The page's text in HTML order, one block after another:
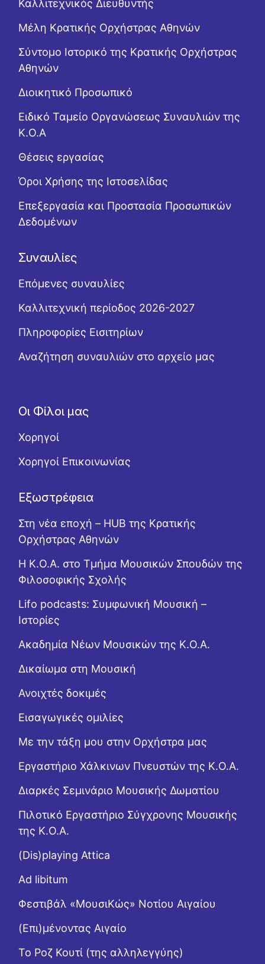
Καλλιτεχνικός Διευθυντής
Μέλη Κρατικής Ορχήστρας Αθηνών
Σύντομο Ιστορικό της Κρατικής Ορχήστρας
Αθηνών
Διοικητικό Προσωπικό
Ειδικό Ταμείο Οργανώσεως Συναυλιών της
Κ.Ο.Α
Θέσεις εργασίας
Όροι Χρήσης της Ιστοσελίδας
Επεξεργασία και Προστασία Προσωπικών
Δεδομένων
Συναυλίες
Επόμενες συναυλίες
Καλλιτεχνική περίοδος 2026-2027
Πληροφορίες Εισιτηρίων
Αναζήτηση συναυλιών στο αρχείο μας
Οι Φίλοι μας
Χορηγοί
Χορηγοί Επικοινωνίας
Εξωστρέφεια
Στη νέα εποχή – HUB της Κρατικής
Ορχήστρας Αθηνών
Η Κ.Ο.Α. στο Τμήμα Μουσικών Σπουδών της
Φιλοσοφικής Σχολής
Lifo podcasts: Συμφωνική Μουσική –
Ιστορίες
Ακαδημία Νέων Μουσικών της Κ.Ο.Α.
Δικαίωμα στη Μουσική
Ανοιχτές δοκιμές
Εισαγωγικές ομιλίες
Με την τάξη μου στην Ορχήστρα μας
Εργαστήριo Χάλκινων Πνευστών της Κ.Ο.Α.
Διαρκές Σεμινάριο Μουσικής Δωματίου
Πιλοτικό Εργαστήριο Σύγχρονης Μουσικής
της Κ.Ο.Α.
(Dis)playing Attica
Ad libitum
Φεστιβάλ «ΜουσιΚώς» Νοτίου Αιγαίου
(Επι)μένοντας Αιγαίο
Το Ροζ Κουτί (της αλληλεγγύης)